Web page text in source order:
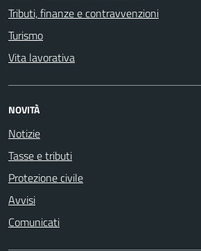
Tributi, finanze e contravvenzioni
Turismo
Vita lavorativa
NOVITÀ
Notizie
Tasse e tributi
Protezione civile
Avvisi
Comunicati